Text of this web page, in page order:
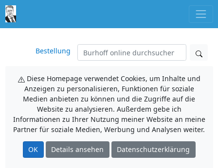
Bestellung
Diese Homepage verwendet Cookies, um Inhalte und
Anzeigen zu personalisieren, Funktionen für soziale
Medien anbieten zu können und die Zugriffe auf die
Website zu analysieren. Außerdem gebe ich
Informationen zu Ihrer Nutzung meiner Website an meine
Partner für soziale Medien, Werbung und Analysen weiter.
OK Details ansehen Datenschutzerklärung